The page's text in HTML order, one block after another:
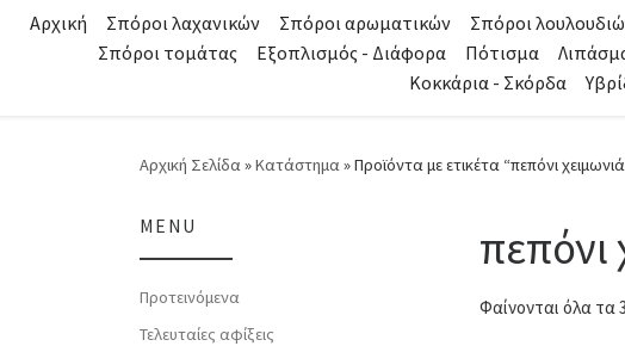
Αρχική Σπόροι λαχανικών Σπόροι αρωματικών Σπόροι
Σπόροι τομάτας
Εξοπλισμός - Διάφορα Πότισμα
Κοκκάρια - Σκόρδα
Αρχική Σελίδα »Κατάστημα »Προϊόντα με ετικέτα “πεπόνι
πεπόνι
Φαίνονται όλα
MENU
Προτεινόμενα
Τελευταίες αφίξεις